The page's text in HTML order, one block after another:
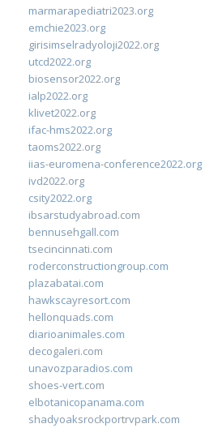
marmarapediatri2023.org
emchie2023.org
girisimselradyoloji2022.org
utcd2022.org
biosensor2022.org
ialp2022.org
klivet2022.org
ifac-hms2022.org
taoms2022.org
iias-euromena-conference2022.org
ivd2022.org
csity2022.org
ibsarstudyabroad.com
bennusehgall.com
tsecincinnati.com
roderconstructiongroup.com
plazabatai.com
hawkscayresort.com
hellonquads.com
diarioanimales.com
decogaleri.com
unavozparadios.com
shoes-vert.com
elbotanicopanama.com
shadyoaksrockportrvpark.com